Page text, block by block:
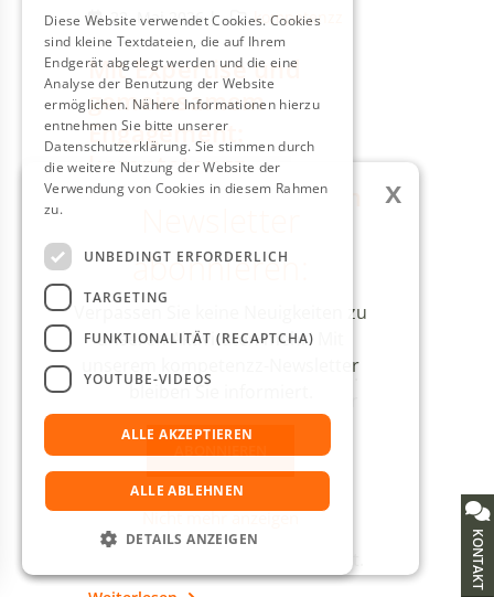
22. Mai 2026 | kompetenzz
Mit Expertise und
gemeinsamem
Engagement:
komptetenzz-
Mitgliederversammlun
Am 22. Mai 2026 fand die
diesjährige
Kompetenzzentrums Technik-
Diversity-Chancengleichheit e. V.
Gesamtvorstand. Die
Versammlung stand ganz im
Zeichen von Weiterentwicklung,
inhaltlicher Erweiterung und
starkem
abonnieren:
Verpassen Sie keine Neuigkeiten zu
unseren Aktivitäten mehr! Mit
unserem kompetenzz-Newsletter
bleiben Sie informiert.
Nicht mehr anzeigen
x
KONTAKT
Diese Website verwendet Cookies. Cookies
sind kleine Textdateien, die auf Ihrem
Endgerät abgelegt werden und die eine
Analyse der Benutzung der Website
ermöglichen. Nähere Informationen hierzu
entnehmen Sie bitte unserer
Datenschutzerklärung. Sie stimmen durch
die weitere Nutzung der Website der
Verwendung von Cookies in diesem Rahmen
zu.
UNBEDINGT ERFORDERLICH
TARGETING
FUNKTIONALITÄT (RECAPTCHA)
YOUTUBE-VIDEOS
ALLE AKZEPTIEREN
ALLE ABLEHNEN
DETAILS ANZEIGEN